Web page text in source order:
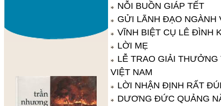
NỖI BUỒN GIÁP TẾT
GỬI LÃNH ĐẠO NGÀNH
VĨNH BIỆT CỤ LÊ ĐÌNH
LỜI MẸ
LỄ TRAO GIẢI
VIỆT NAM
LỜI NHẬN ĐỊNH RẤT
DƯƠNG ĐỨC QUẢNG